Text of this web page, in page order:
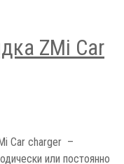
ZMi Car
Car charger –
или постоянно